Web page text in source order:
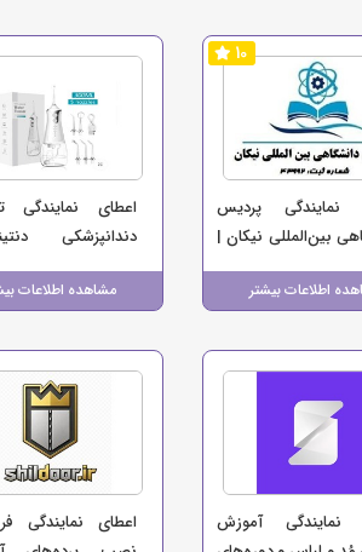
10
نمایندگی پردیس
بین‌المللی نیکان |
به سرمایه اولیه
اطلاعات بیشتر
اعطای نمایندگی
دندانپزشکی
واردکننده مستقیم
فرز الماسه و
مشاهده اطلاعات
نمایندگی آموزش
اعطای نمایندگی